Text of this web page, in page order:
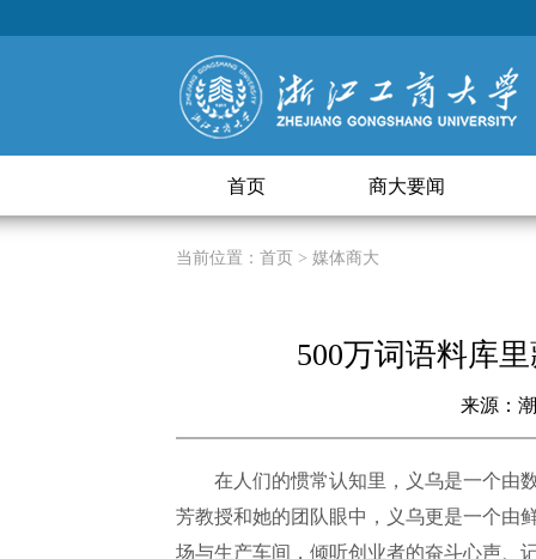
首页 商大要闻
当前位置： 首页 > 媒体商大
500万词语料库
来源：
在人们的惯常认知里，义乌是一个由
芳教授和她的团队眼中，义乌更是一个由
场与生产车间，倾听创业者的奋斗心声、